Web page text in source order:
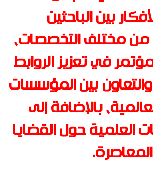
بين الباحثين
من مختلف التخصصات،
في تعزيز الروابط
والتعاون بين المؤسسات
بالإضافة إلى
العلمية حول القضايا
المعاصرة.